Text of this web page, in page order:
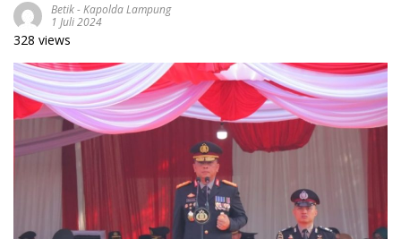
Betik-Kapolda Lampung
1 Juli 2024
328 views